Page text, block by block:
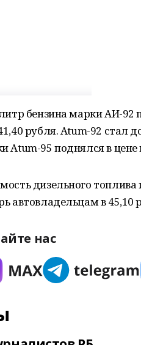
бензина марки АИ-92
рубля. Atum-92 стал
Atum-95 поднялся в цене
дизельного
автовладельцам в
нас